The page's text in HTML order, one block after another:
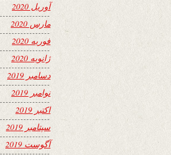
آوریل 2020
مارس 2020
فوریه 2020
ژانویه 2020
دسامبر 2019
نوامبر 2019
اکتبر 2019
سپتامبر 2019
آگوست 2019